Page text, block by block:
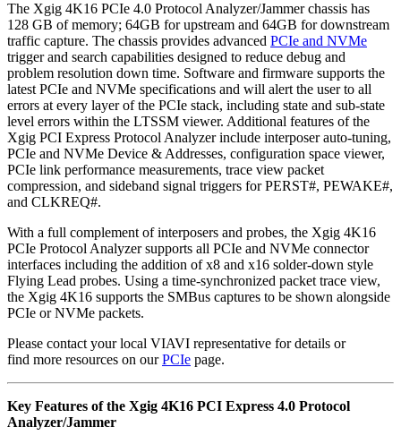
The Xgig 4K16 PCIe 4.0 Protocol Analyzer/Jammer chassis has
128 GB of memory; 64GB for upstream and 64GB for downstream
traffic capture. The chassis provides advanced PCIe and NVMe
trigger and search capabilities designed to reduce debug and
problem resolution down time. Software and firmware supports the
latest PCIe and NVMe specifications and will alert the user to all
errors at every layer of the PCIe stack, including state and sub-state
level errors within the LTSSM viewer. Additional features of the
Xgig PCI Express Protocol Analyzer include interposer auto-tuning,
PCIe and NVMe Device & Addresses, configuration space viewer,
PCIe link performance measurements, trace view packet
compression, and sideband signal triggers for PERST#, PEWAKE#,
and CLKREQ#.
With a full complement of interposers and probes, the Xgig 4K16
PCIe Protocol Analyzer supports all PCIe and NVMe connector
interfaces including the addition of x8 and x16 solder-down style
Flying Lead probes. Using a time-synchronized packet trace view,
the Xgig 4K16 supports the SMBus captures to be shown alongside
PCIe or NVMe packets.
Please contact your local VIAVI representative for details or
find more resources on ourPCIe page.
Key Features of the Xgig 4K16 PCI Express 4.0 Protocol
Analyzer/Jammer